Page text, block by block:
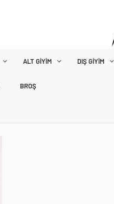
ALT GIYIM DIŞ GIYIM
BROŞ